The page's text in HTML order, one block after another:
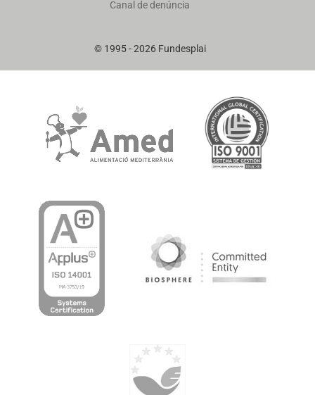
© 1995 - 2026 Fundesplai
Canal de denúncia